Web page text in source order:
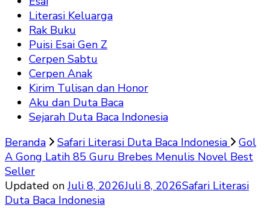
Literasi Keluarga
Rak Buku
Puisi Esai Gen Z
Cerpen Sabtu
Cerpen Anak
Kirim Tulisan dan Honor
Aku dan Duta Baca
Sejarah Duta Baca Indonesia
Beranda
Safari Literasi Duta Baca Indonesia
Gol
A Gong Latih 85 Guru Brebes Menulis Novel Best
Seller
Updated onJuli 8, 2026Juli 8, 2026Safari Literasi
Duta Baca Indonesia